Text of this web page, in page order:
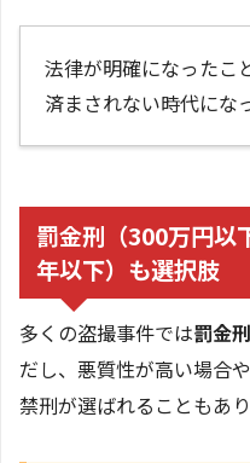
法律が明確になったこ
済まされない時代にな
罰金刑（300万円以
年以下）も選択肢
多くの盗撮事件では罰金刑
だし、悪質性が高い場合
禁刑が選ばれることもあり